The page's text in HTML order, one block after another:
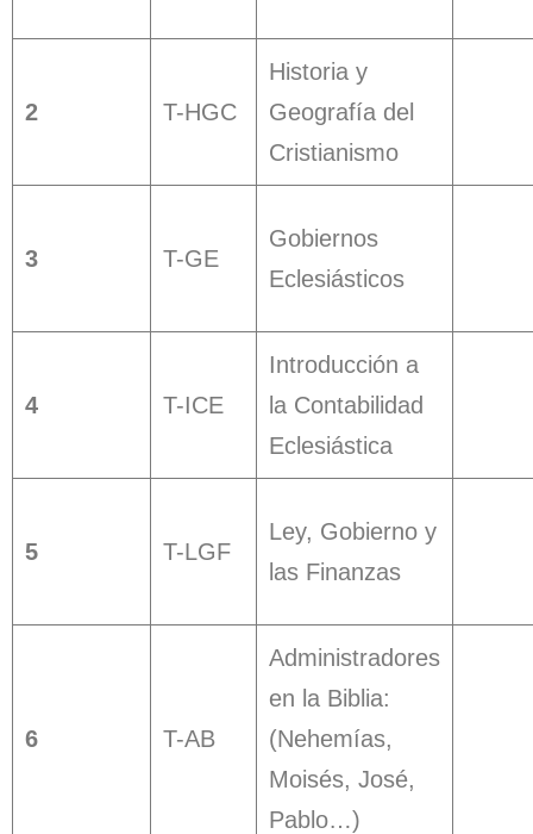
2 T-HGC
Historia y
Geografía del
Cristianismo
3 T-GE
Gobiernos
Eclesiásticos
4 T-ICE
Introducción a
la Contabilidad
Eclesiástica
5 T-LGF
Ley, Gobierno y
las Finanzas
6 T-AB
Administradores
en la Biblia:
(Nehemías,
Moisés, José,
Pablo…)